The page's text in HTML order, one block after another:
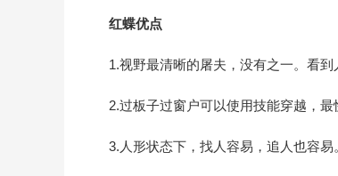
红蝶优点
1.视野最清晰的屠夫，没有之一。看
2.过板子过窗户可以使用技能穿越，最
3.人形状态下，找人容易，追人也容易